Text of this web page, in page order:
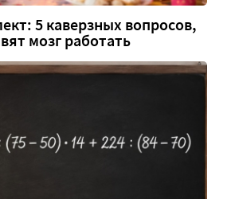
5 каверзных вопросов,
мозг работать